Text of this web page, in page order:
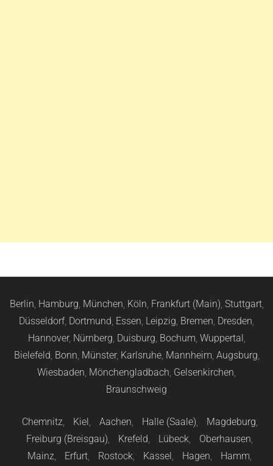
Berlin, Hamburg, München, Köln, Frankfurt (Main), Stuttgart,
Düsseldorf, Dortmund, Essen, Leipzig, Bremen, Dresden,
Hannover, Nürnberg, Duisburg, Bochum, Wuppertal,
Bielefeld, Bonn, Münster, Karlsruhe, Mannheim, Augsburg,
Wiesbaden, Mönchengladbach, Gelsenkirchen,
Braunschweig
Chemnitz, Kiel, Aachen, Halle (Saale), Magdeburg,
Freiburg (Breisgau), Krefeld, Lübeck, Oberhausen,
Mainz, Erfurt, Rostock, Kassel, Hagen, Hamm,